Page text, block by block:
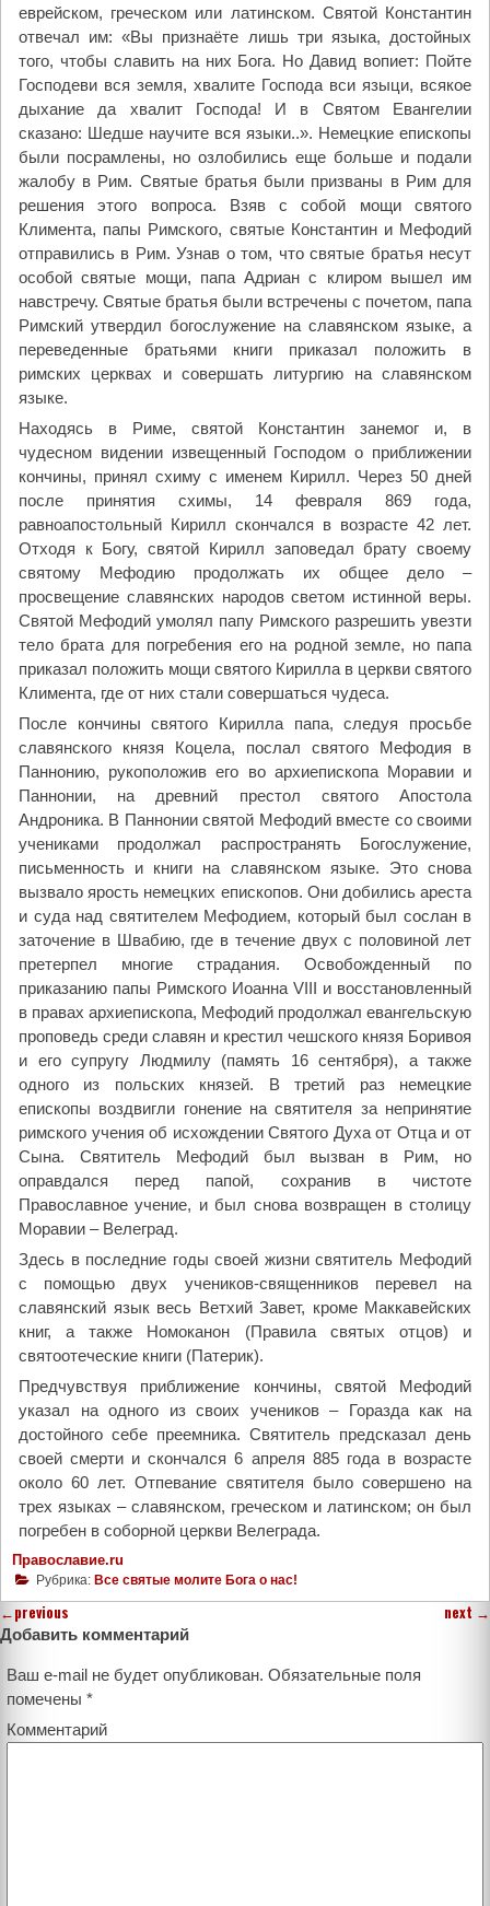
еврейском, греческом или латинском. Святой Константин
отвечал им: «Вы признаёте лишь три языка, достойных
того, чтобы славить на них Бога. Но Давид вопиет: Пойте
Господеви вся земля, хвалите Господа вси языци, всякое
дыхание да хвалит Господа! И в Святом Евангелии
сказано: Шедше научите вся языки..». Немецкие епископы
были посрамлены, но озлобились еще больше и подали
жалобу в Рим. Святые братья были призваны в Рим для
решения этого вопроса. Взяв с собой мощи святого
Климента, папы Римского, святые Константин и Мефодий
отправились в Рим. Узнав о том, что святые братья несут
особой святые мощи, папа Адриан с клиром вышел им
навстречу. Святые братья были встречены с почетом, папа
Римский утвердил богослужение на славянском языке, а
переведенные братьями книги приказал положить в
римских церквах и совершать литургию на славянском
языке.
Находясь в Риме, святой Константин занемог и, в
чудесном видении извещенный Господом о приближении
кончины, принял схиму с именем Кирилл. Через 50 дней
после принятия схимы, 14 февраля 869 года,
равноапостольный Кирилл скончался в возрасте 42 лет.
Отходя к Богу, святой Кирилл заповедал брату своему
святому Мефодию продолжать их общее дело –
просвещение славянских народов светом истинной веры.
Святой Мефодий умолял папу Римского разрешить увезти
тело брата для погребения его на родной земле, но папа
приказал положить мощи святого Кирилла в церкви святого
Климента, где от них стали совершаться чудеса.
После кончины святого Кирилла папа, следуя просьбе
славянского князя Коцела, послал святого Мефодия в
Паннонию, рукоположив его во архиепископа Моравии и
Паннонии, на древний престол святого Апостола
Андроника. В Паннонии святой Мефодий вместе со своими
учениками продолжал распространять Богослужение,
письменность и книги на славянском языке. Это снова
вызвало ярость немецких епископов. Они добились ареста
и суда над святителем Мефодием, который был сослан в
заточение в Швабию, где в течение двух с половиной лет
претерпел многие страдания. Освобожденный по
приказанию папы Римского Иоанна VIII и восстановленный
в правах архиепископа, Мефодий продолжал евангельскую
проповедь среди славян и крестил чешского князя Боривоя
и его супругу Людмилу (память 16 сентября), а также
одного из польских князей. В третий раз немецкие
епископы воздвигли гонение на святителя за непринятие
римского учения об исхождении Святого Духа от Отца и от
Сына. Святитель Мефодий был вызван в Рим, но
оправдался перед папой, сохранив в чистоте
Православное учение, и был снова возвращен в столицу
Моравии – Велеград.
Здесь в последние годы своей жизни святитель Мефодий
с помощью двух учеников-священников перевел на
славянский язык весь Ветхий Завет, кроме Маккавейских
книг, а также Номоканон (Правила святых отцов) и
святоотеческие книги (Патерик).
Предчувствуя приближение кончины, святой Мефодий
указал на одного из своих учеников – Горазда как на
достойного себе преемника. Святитель предсказал день
своей смерти и скончался 6 апреля 885 года в возрасте
около 60 лет. Отпевание святителя было совершено на
трех языках – славянском, греческом и латинском; он был
погребен в соборной церкви Велеграда.
Православие.ru
Рубрика: Все святые молите Бога о нас!
←previous next →
Добавить комментарий
Ваш e-mail не будет опубликован. Обязательные поля
помечены *
Комментарий